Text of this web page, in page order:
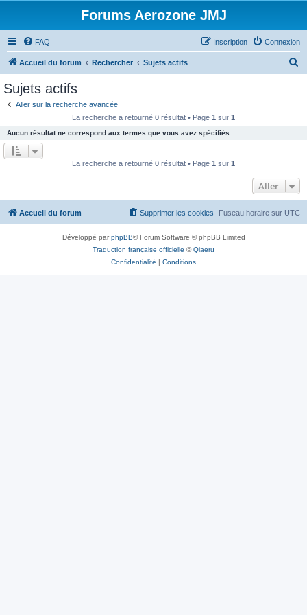
Forums Aerozone JMJ
FAQ Connexion
Inscription
Accueil du forum Rechercher Sujets actifs
e
Sujets actifs
Aller sur la recherche avancée
La recherche a retourné 0 résultat • Page 1 sur 1
Aucun résultat ne correspond aux termes que vous avez spécifiés.
La recherche a retourné 0 résultat • Page 1 sur 1
Aller
Accueil du forum Fuseau horaire sur UTC
Supprimer les cookies
Développé parphpBB® Forum Software © phpBB Limited
Traduction française officielle ©Qiaeru
Confidentialité | Conditions